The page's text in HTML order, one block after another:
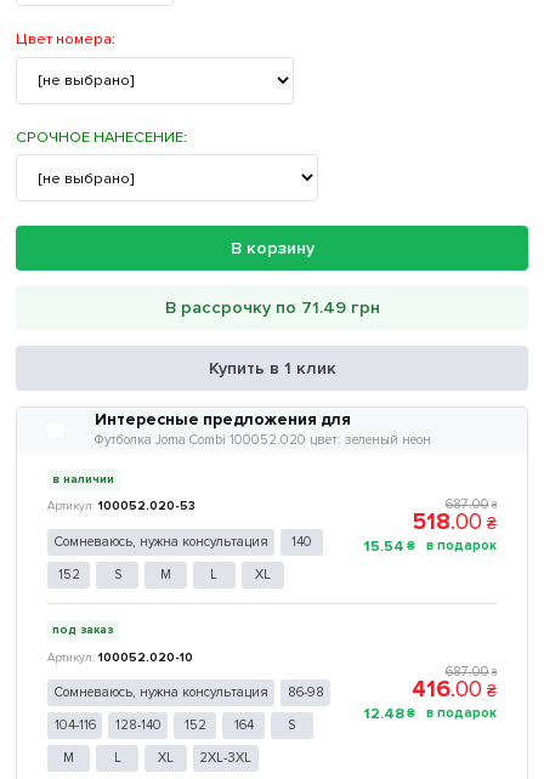
Цвет номера:
СРОЧНОЕ НАНЕСЕНИЕ:
В корзину
В рассрочку по 71.49 грн
Купить в 1 клик
Интересные предложения для
Футболка Joma Combi 100052.020 цвет: зеленый неон
в наличии
100052.020-53
Сомневаюсь, нужна консультация 140
152 S M L XL
687.00 ₴
518.00 ₴
15.54 ₴
под заказ
100052.020-10
Сомневаюсь, нужна консультация 86-98
104-116 128-140 152 164 S
M L XL 2XL-3XL
687.00 ₴
416.00 ₴
12.48₴